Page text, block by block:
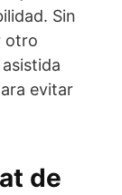
Sin
otro
evitar
de